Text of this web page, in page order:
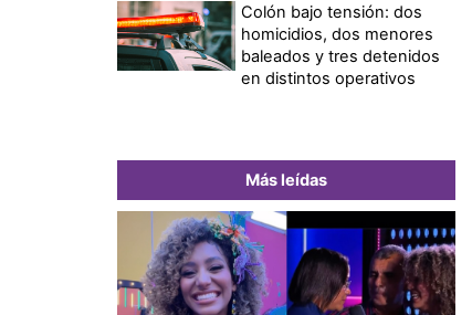
Colón bajo tensión: dos
homicidios, dos menores
baleados y tres detenidos
en distintos operativos
Más leídas